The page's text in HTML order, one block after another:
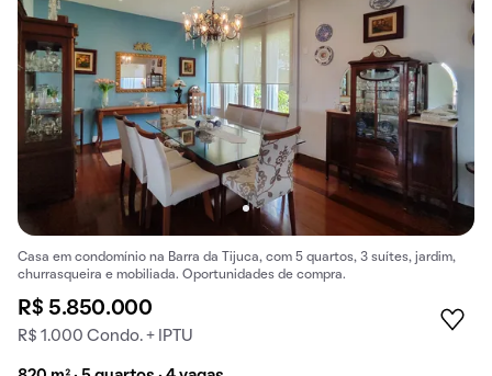
Casa em condomínio na Barra da Tijuca, com 5 quartos, 3 suítes, jardim,
churrasqueira e mobiliada. Oportunidades de compra.
R$ 5.850.000
R$ 1.000 Condo. + IPTU